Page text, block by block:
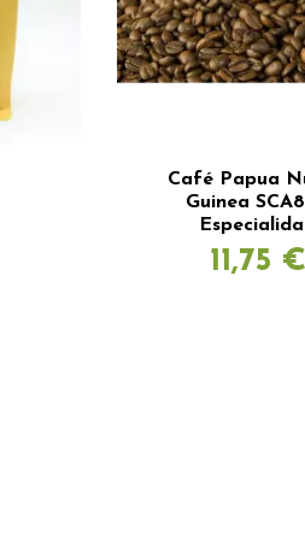
Café Papua
Guinea
11,75 €